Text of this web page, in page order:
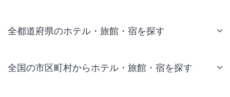
全都道府県のホテル・旅館・宿を探す
全国の市区町村からホテル・旅館・宿を探す